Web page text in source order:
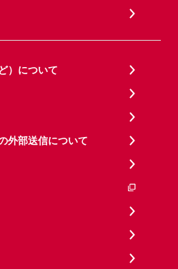
）について
外部送信について